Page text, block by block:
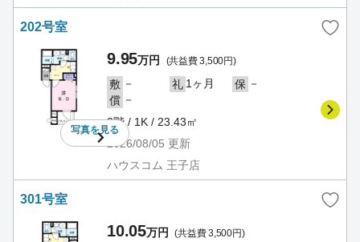
202号室
写真を見る
9.95万円 (共益費 3,500円)
敷 － 礼 1ヶ月 保 －
償 －
2階 / 1K / 23.43㎡
2026/08/05 更新
ハウスコム 王子店
301号室
10.05万円 (共益費 3,500円)